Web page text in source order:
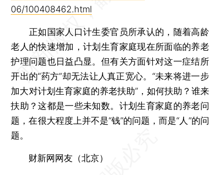
06/100408462.html
正如国家人口计生委官员所承认的，随着高龄
老人的快速增加，计划生育家庭现在所面临的养老
护理问题也日益凸显。但有关方面针对这一症结所
开出的“药方”却无法让人真正宽心。“未来将进一步
加大对计划生育家庭的养老扶助”，如何扶助？谁来
扶助？这都是一些未知数。计划生育家庭的养老问
题，在很大程度上并不是“钱”的问题，而是“人”的问
题。
财新网网友（北京）